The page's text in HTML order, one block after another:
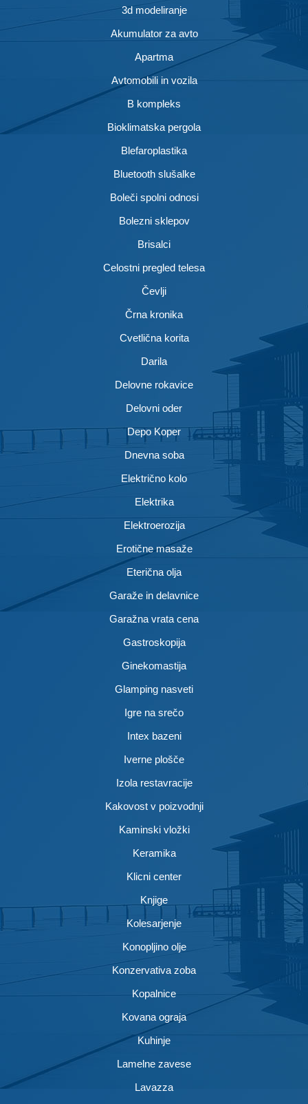
3d modeliranje
Akumulator za avto
Apartma
Avtomobili in vozila
B kompleks
Bioklimatska pergola
Blefaroplastika
Bluetooth slušalke
Boleči spolni odnosi
Bolezni sklepov
Brisalci
Celostni pregled telesa
Čevlji
Črna kronika
Cvetlična korita
Darila
Delovne rokavice
Delovni oder
Depo Koper
Dnevna soba
Električno kolo
Elektrika
Elektroerozija
Erotične masaže
Eterična olja
Garaže in delavnice
Garažna vrata cena
Gastroskopija
Ginekomastija
Glamping nasveti
Igre na srečo
Intex bazeni
Iverne plošče
Izola restavracije
Kakovost v poizvodnji
Kaminski vložki
Keramika
Klicni center
Knjige
Kolesarjenje
Konopljino olje
Konzervativa zoba
Kopalnice
Kovana ograja
Kuhinje
Lamelne zavese
Lavazza